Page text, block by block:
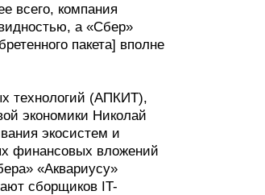
всего, компания
а «Сбер»
пакета] вполне
технологий (АПКИТ),
экономики Николай
экосистем и
финансовых вложений
«Аквариусу»
сборщиков IT-